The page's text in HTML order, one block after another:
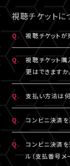
テレビ視聴は、
参考にされる際
承のうえ、事前
※テレビでのご
一切の責任を負
※テレビ等で
でサンプル動画
うえ、ご自身
視聴チケットに
Q. 視聴チケットが
原則、視聴チ
よっては枚数
詳細はチケット
Q.
視聴チケット
更はできますか
A.
一度決済を完了
お受けできませ
※クレジットカ
※コンビニ決済
変更・キャンセ
Q. 支払い方法は何
クレジットカー
決済の明細には
Q. コンビニ決済を
A. コンビニ決済の
■コンビニ決済
Q.
コンビニ決済を
ル（支払番号メ